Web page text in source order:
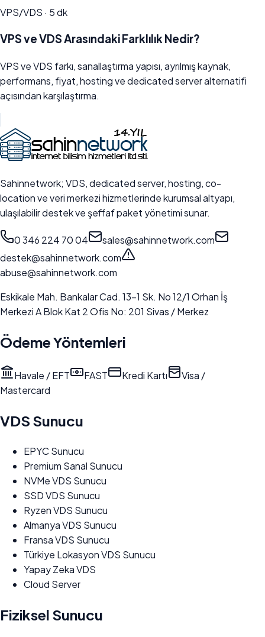
VPS/VDS · 5dk
VPS ve VDS Arasındaki Farklılık Nedir?
VPS ve VDS farkı, sanallaştırma yapısı, ayrılmış kaynak,
performans, fiyat, hosting ve dedicated server alternatifi
açısından karşılaştırma.
Sahinnetwork; VDS, dedicated server, hosting, co-
location ve veri merkezi hizmetlerinde kurumsal altyapı,
ulaşılabilir destek ve şeffaf paket yönetimi sunar.
0 346 224 70 04
sales@sahinnetwork.com
destek@sahinnetwork.com
abuse@sahinnetwork.com
Eskikale Mah. Bankalar Cad. 13-1 Sk. No 12/1 Orhan İş
Merkezi A Blok Kat 2 Ofis No: 201 Sivas / Merkez
Ödeme Yöntemleri
Havale / EFT FAST Kredi Kartı
Visa /
Mastercard
VDS Sunucu
EPYC Sunucu
Premium Sanal Sunucu
NVMe VDS Sunucu
SSD VDS Sunucu
Ryzen VDS Sunucu
Almanya VDS Sunucu
Fransa VDS Sunucu
Türkiye Lokasyon VDS Sunucu
Yapay Zeka VDS
Cloud Server
Fiziksel Sunucu